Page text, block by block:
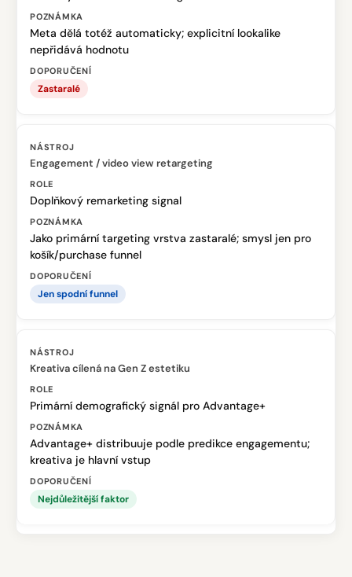
Meta dělá totéž automaticky; explicitní lookalike
nepřidává hodnotu
Zastaralé
Engagement / video view retargeting
Doplňkový remarketing signal
Jako primární targeting vrstva zastaralé; smysl jen pro
košík/purchase funnel
Jen spodní funnel
Kreativa cílená na Gen Z estetiku
Primární demografický signál pro Advantage+
Advantage+ distribuuje podle predikce engagementu;
kreativa je hlavní vstup
Nejdůležitější faktor